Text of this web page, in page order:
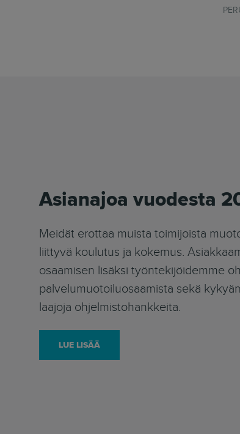
Asianajoa vuodesta
Meidät erottaa muista toimijoista
liittyvä koulutus ja kokemus.
osaamisen lisäksi työntekijöidemme
palvelumuotoiluosaamista sekä
laajoja ohjelmistohankkeita.
LUE LISÄÄ